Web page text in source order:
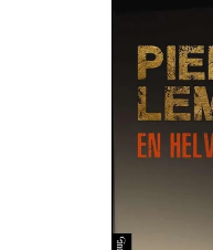
Elizabeth Strout
Hypopressiv trening